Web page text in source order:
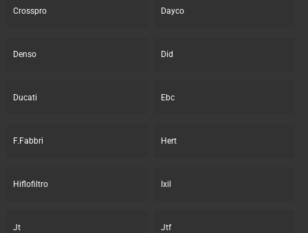
Crosspro Dayco
Denso Did
Ducati Ebc
F.Fabbri Hert
Hiflofiltro Ixil
Jt Jtf